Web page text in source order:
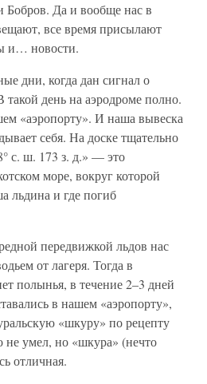
Да и вообще нас в
все время присылают
и… новости.
дни, когда дан сигнал о
такой день на аэродроме полно.
«аэропорту». И наша вывеска
себя. На доске тщательно
с. ш. 173 з. д.» — это
море, вокруг которой
льдина и где погиб
передвижкой льдов нас
от лагеря. Тогда в
полынья, в течение 2–3 дней
в нашем «аэропорту»,
«шкуру» по рецепту
не умел, но «шкура» (нечто
отличная.